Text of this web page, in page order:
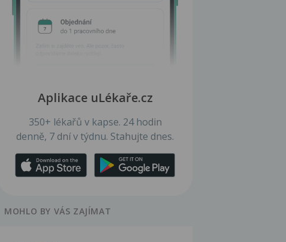
Aplikace uLékaře.cz
350+ lékařů v kapse. 24 hodin
denně, 7 dní v týdnu. Stahujte dnes.
MOHLO BY VÁS ZAJÍMAT